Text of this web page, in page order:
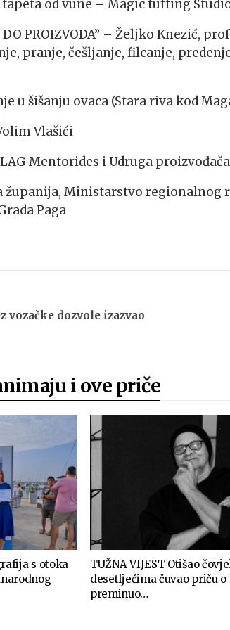
od vune – Magic tufting
DO PROIZVODA” – Željko Knezić,
pranje, češljanje, filcanje,
u šišanju ovaca (Stara riva kod
Vlašići
Mentorides i Udruga
Ministarstvo regionalnog
Paga
vozačke dozvole izazvao
i ove priče
s otoka
TUŽNA VIJEST Otišao
desetljećima čuvao priču o
preminuo…